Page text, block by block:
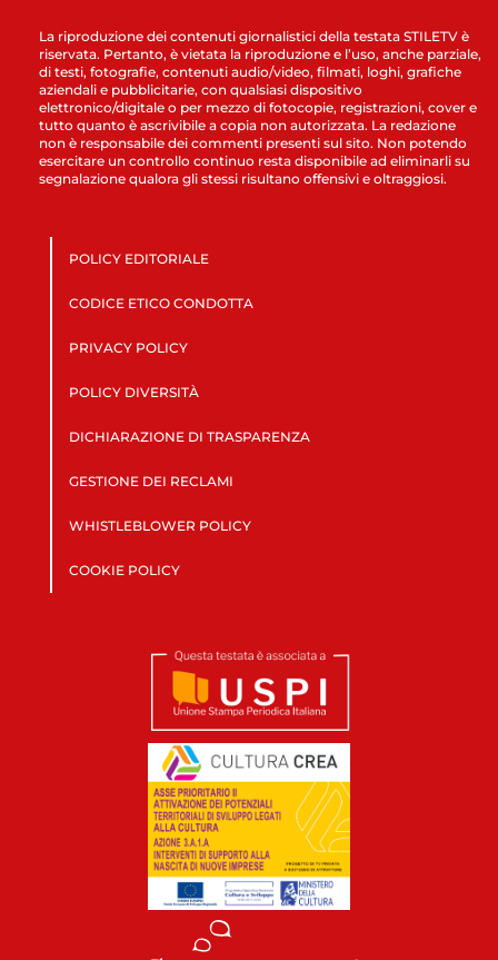
La riproduzione dei contenuti giornalistici della testata STILETV è
riservata. Pertanto, è vietata la riproduzione e l’uso, anche parziale,
di testi, fotografie, contenuti audio/video, filmati, loghi, grafiche
aziendali e pubblicitarie, con qualsiasi dispositivo
elettronico/digitale o per mezzo di fotocopie, registrazioni, cover e
tutto quanto è ascrivibile a copia non autorizzata. La redazione
non è responsabile dei commenti presenti sul sito. Non potendo
esercitare un controllo continuo resta disponibile ad eliminarli su
segnalazione qualora gli stessi risultano offensivi e oltraggiosi.
POLICY EDITORIALE
CODICE ETICO CONDOTTA
PRIVACY POLICY
POLICY DIVERSITÀ
DICHIARAZIONE DI TRASPARENZA
GESTIONE DEI RECLAMI
WHISTLEBLOWER POLICY
COOKIE POLICY